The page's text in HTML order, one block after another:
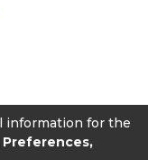
information for the